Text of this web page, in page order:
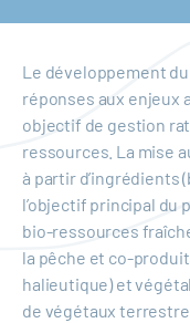
Le développement
réponses aux enjeux
objectif de gestion
ressources. La mise
à partir d’ingrédients
l’objectif principal du
bio-ressources
la pêche et co-
halieutique) et
de végétaux